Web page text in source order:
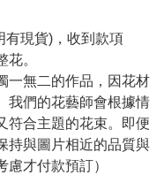
有現貨)，收到款項
。
一無二的作品，因花材
我們的花藝師會根據情
符合主題的花束。即便
持與圖片相近的品質與
才付款預訂）